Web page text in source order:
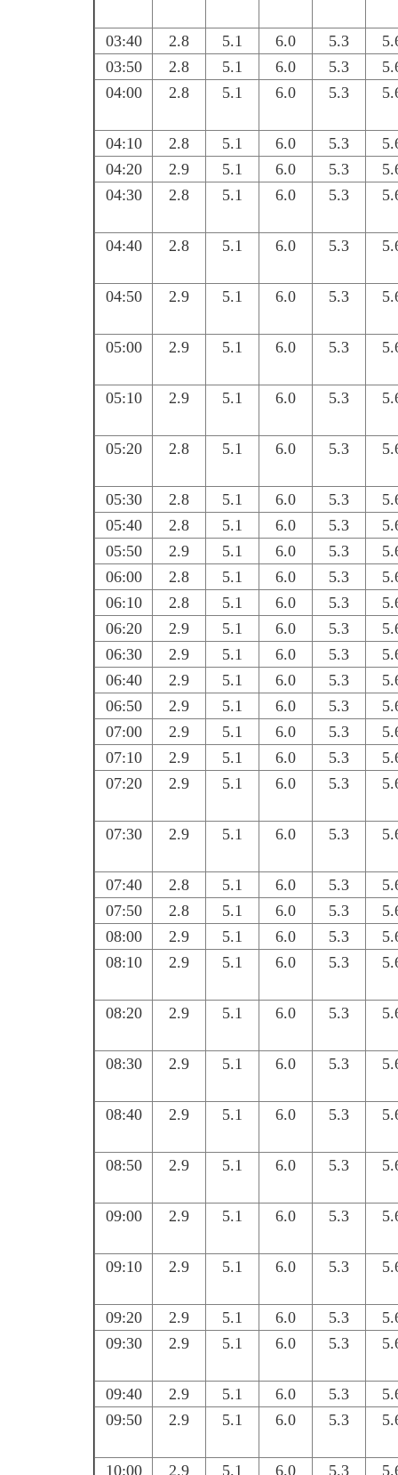
03:40 2.8 5.1 6.0 5.3
03:50
2.8 5.1 6.0 5.3
04:00
2.8 5.1 6.0 5.3
04:10 2.8 5.1 6.0 5.3
04:20
2.9 5.1 6.0 5.3
04:30
2.8 5.1 6.0 5.3
04:40 2.8 5.1 6.0 5.3
04:50 2.9 5.1 6.0 5.3
05:00 2.9 5.1 6.0 5.3
05:10 2.9 5.1 6.0 5.3
05:20 2.8 5.1 6.0 5.3
05:30 2.8 5.1 6.0 5.3
05:40
2.8 5.1 6.0 5.3
05:50
2.9 5.1 6.0 5.3
06:00
2.8 5.1 6.0 5.3
06:10
2.8 5.1 6.0 5.3
06:20
2.9 5.1 6.0 5.3
06:30
2.9 5.1 6.0 5.3
06:40
2.9 5.1 6.0 5.3
06:50
2.9 5.1 6.0 5.3
07:00
2.9 5.1 6.0 5.3
07:10
2.9 5.1 6.0 5.3
07:20
2.9 5.1 6.0 5.3
07:30 2.9 5.1 6.0 5.3
07:40 2.8 5.1 6.0 5.3
07:50
2.8 5.1 6.0 5.3
08:00
2.9 5.1 6.0 5.3
08:10
2.9 5.1 6.0 5.3
08:20 2.9 5.1 6.0 5.3
08:30 2.9 5.1 6.0 5.3
08:40 2.9 5.1 6.0 5.3
08:50 2.9 5.1 6.0 5.3
09:00 2.9 5.1 6.0 5.3
09:10 2.9 5.1 6.0 5.3
09:20 2.9 5.1 6.0 5.3
09:30
2.9 5.1 6.0 5.3
09:40 2.9 5.1 6.0 5.3
09:50
2.9 5.1 6.0 5.3
10:00 2.9 5.1 6.0 5.3